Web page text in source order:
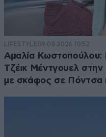
LIFESTYLE09·08·2026 10:52
Αμαλία Κωστοπούλου:
Τζέικ Μέντγουελ
με σκάφος σε Πόντσα